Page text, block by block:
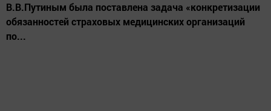
В.В.Путиным была поставлена задача «конкретизации
обязанностей страховых медицинских организаций
по...